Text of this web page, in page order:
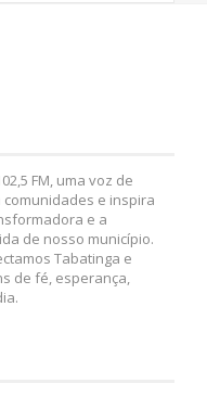
FM, uma voz de
e inspira
e a
de nosso município.
Tabatinga e
de fé, esperança,